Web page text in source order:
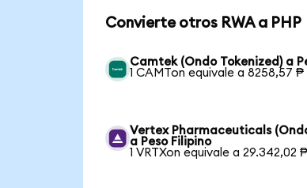
Convierte otros RWA a PHP
Camtek (Ondo Tokenized) a
1 CAMTon equivale a 8258,57 ₱
Vertex Pharmaceuticals
a Peso Filipino
1 VRTXon equivale a 29.342,02 ₱